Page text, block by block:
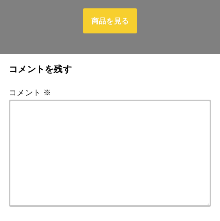
商品を見る
コメントを残す
コメント ※